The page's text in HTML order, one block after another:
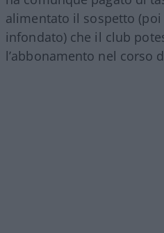
alimentato il sospetto
infondato) che il club
l’abbonamento nel corso